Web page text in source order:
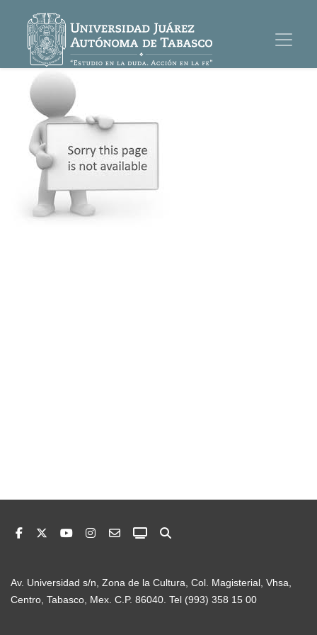
Av. Universidad s/n, Zona de la Cultura, Col. Magisterial, Vhsa,
Centro, Tabasco, Mex. C.P. 86040. Tel (993) 358 15 00